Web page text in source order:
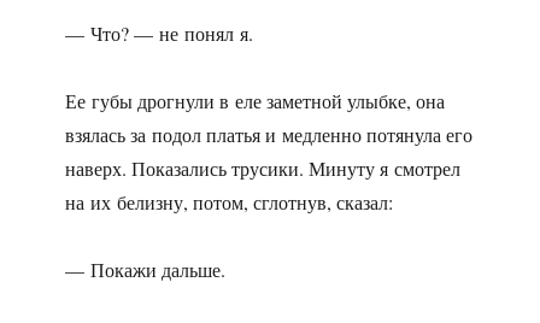
— Что? — не понял я.
Ее губы дрогнули в еле заметной улыбке, она
взялась за подол платья и медленно потянула его
наверх. Показались трусики. Минуту я смотрел
на их белизну, потом, сглотнув, сказал:
— Покажи дальше.